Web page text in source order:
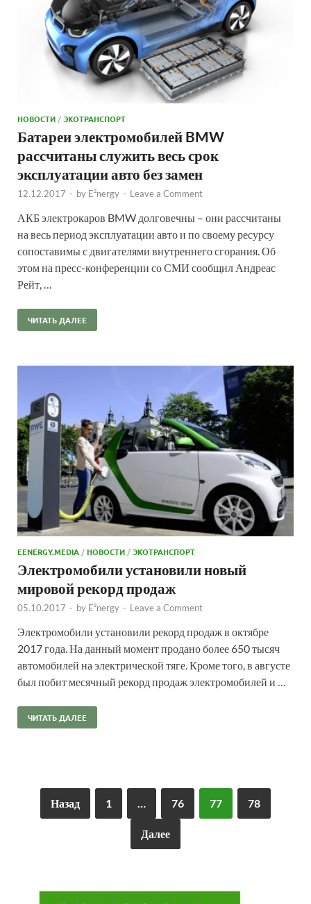
НОВОСТИ/ЭКОТРАНСПОРТ
Батареи электромобилей BMW
рассчитаны служить весь срок
эксплуатации авто без замен
12.12.2017 - by E²nergy - Leave a Comment
АКБ электрокаров BMW долговечны – они рассчитаны
на весь период эксплуатации авто и по своему ресурсу
сопоставимы с двигателями внутреннего сгорания. Об
этом на пресс-конференции со СМИ сообщил Андреас
Рейт, …
ЧИТАТЬ ДАЛЕЕ
EENERGY.MEDIA /НОВОСТИ /ЭКОТРАНСПОРТ
Электромобили установили новый
мировой рекорд продаж
05.10.2017 - by E²nergy - Leave a Comment
Электромобили установили рекорд продаж в октябре
2017 года. На данный момент продано более 650 тысяч
автомобилей на электрической тяге. Кроме того, в августе
был побит месячный рекорд продаж электромобилей и …
ЧИТАТЬ ДАЛЕЕ
Назад 1 … 76 77 78
Далее